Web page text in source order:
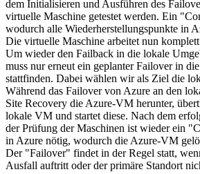
dem Initialisieren und Ausführen des
virtuelle Maschine getestet werden. Ein
wodurch alle Wiederherstellungspunkte in
Die virtuelle Maschine arbeitet nun
Um wieder den Failback in die lokale
muss nur erneut ein geplanter Failover in
stattfinden. Dabei wählen wir als Ziel die
Während das Failover von Azure an den
Site Recovery die Azure-VM herunter,
lokale VM und startet diese. Nach dem
der Prüfung der Maschinen ist wieder ein
in Azure nötig, wodurch die Azure-VM
Der "Failover" findet in der Regel statt,
Ausfall auftritt oder der primäre Standort